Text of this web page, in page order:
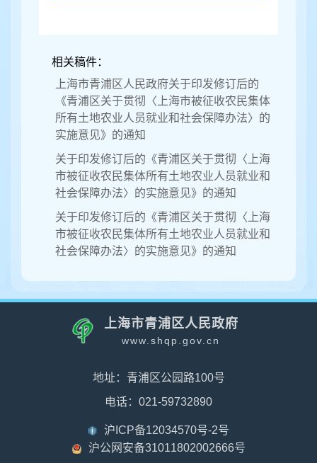
相关稿件：
上海市青浦区人民政府关于印发修订后的
《青浦区关于贯彻〈上海市被征收农民集体
所有土地农业人员就业和社会保障办法〉的
实施意见》的通知
关于印发修订后的《青浦区关于贯彻〈上海
市被征收农民集体所有土地农业人员就业和
社会保障办法〉的实施意见》的通知
关于印发修订后的《青浦区关于贯彻〈上海
市被征收农民集体所有土地农业人员就业和
社会保障办法〉的实施意见》的通知
上海市青浦区人民政府
www.shqp.gov.cn
地址：青浦区公园路100号
电话：021-59732890
沪ICP备12034570号-2号
沪公网安备31011802002666号